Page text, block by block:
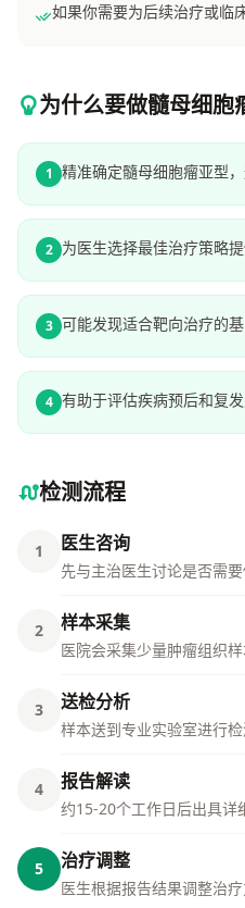
如果你需要为后续治疗或临
为什么要做髓母细胞
1 精准确定髓母细胞瘤亚型，
2 为医生选择最佳治疗策略
3 可能发现适合靶向治疗的
4 有助于评估疾病预后和复
检测流程
1 医生咨询
先与主治医生讨论是否需
2 样本采集
医院会采集少量肿瘤组织
3 送检分析
样本送到专业实验室进行
4 报告解读
约15-20个工作日后出具详
5 治疗调整
医生根据报告结果调整治